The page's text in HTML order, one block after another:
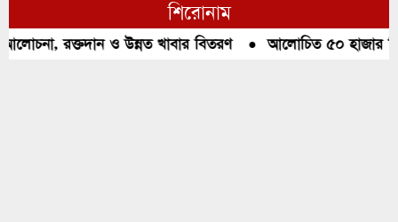
শিরোনাম
রক্তদান ও উন্নত খাবার বিতরণ● আলোচিত ৫০ হাজার